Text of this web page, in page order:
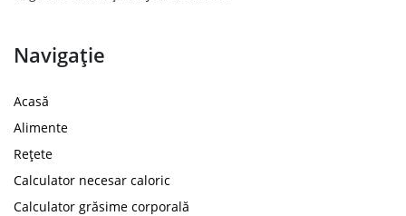
Navigație
Acasă
Alimente
Rețete
Calculator necesar caloric
Calculator grăsime corporală